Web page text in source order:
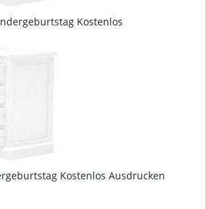
Kostenlos
Kostenlos Ausdrucken